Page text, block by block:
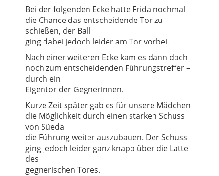
Bei der folgenden Ecke hatte Frida nochmal
die Chance das entscheidende Tor zu
schießen, der Ball
ging dabei jedoch leider am Tor vorbei.
Nach einer weiteren Ecke kam es dann doch
noch zum entscheidenden Führungstreffer –
durch ein
Eigentor der Gegnerinnen.
Kurze Zeit später gab es für unsere Mädchen
die Möglichkeit durch einen starken Schuss
von Süeda
die Führung weiter auszubauen. Der Schuss
ging jedoch leider ganz knapp über die Latte
des
gegnerischen Tores.